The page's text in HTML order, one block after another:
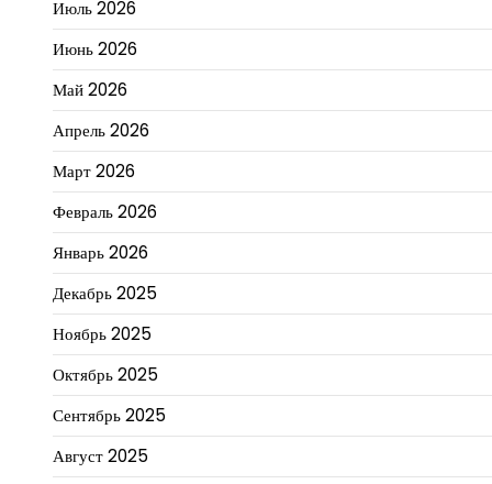
Июль 2026
Июнь 2026
Май 2026
Апрель 2026
Март 2026
Февраль 2026
Январь 2026
Декабрь 2025
Ноябрь 2025
Октябрь 2025
Сентябрь 2025
Август 2025